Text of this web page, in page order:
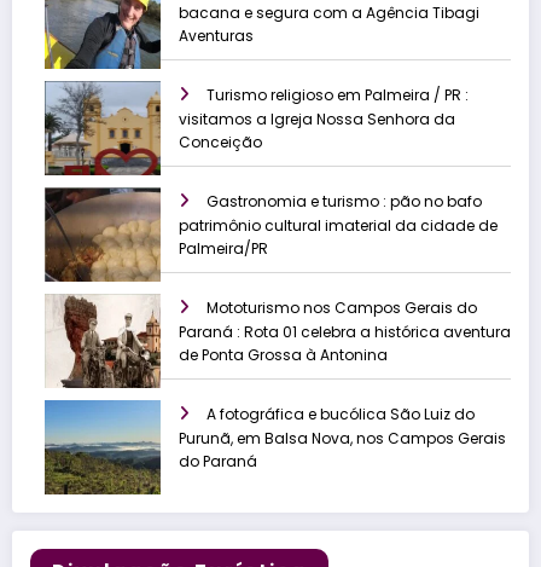
bacana e segura com a Agência Tibagi
Aventuras
Turismo religioso em Palmeira / PR :
visitamos a Igreja Nossa Senhora da
Conceição
Gastronomia e turismo : pão no bafo
patrimônio cultural imaterial da cidade de
Palmeira/PR
Mototurismo nos Campos Gerais do
Paraná : Rota 01 celebra a histórica aventura
de Ponta Grossa à Antonina
A fotográfica e bucólica São Luiz do
Purunã, em Balsa Nova, nos Campos Gerais
do Paraná